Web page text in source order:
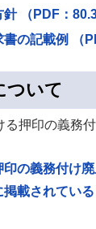
（PDF：
の記載例 （
ついて
押印の義務
の義務付け廃
掲載されてい